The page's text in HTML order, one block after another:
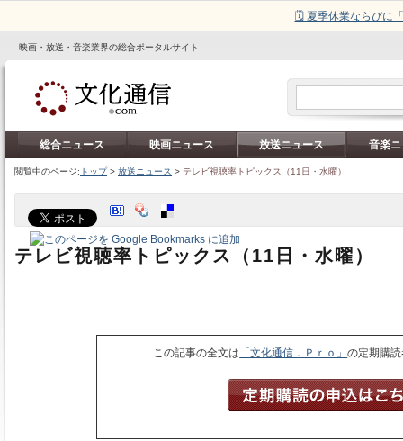
🗓️ 夏季休業ならびに
映画・放送・音楽業界の総合ポータルサイト
総合ニュース 映画ニュース 放送ニュース 音楽
閲覧中のページ: トップ> 放送ニュース > テレビ視聴率トピックス（11日・水曜）
テレビ視聴率トピックス（11日・水曜）
この記事の全文は 「文化通信．Ｐｒｏ」の定期購